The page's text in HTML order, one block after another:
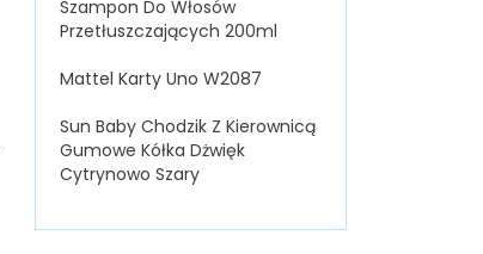
Szampon Do Włosów
Przetłuszczających 200ml
Mattel Karty Uno W2087
Sun Baby Chodzik Z Kierownicą
Gumowe Kółka Dżwięk
Cytrynowo Szary